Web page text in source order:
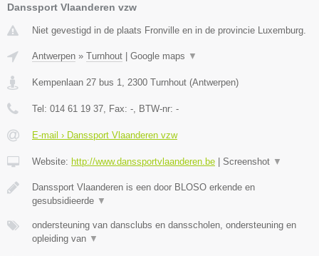
Danssport Vlaanderen vzw
Niet gevestigd in de plaats Fronville en in de provincie Luxemburg.
Antwerpen » Turnhout Google maps ▼
Kempenlaan 27 bus 1 2300 Turnhout (Antwerpen)
Tel: 014 61 19 37 , Fax: - , BTW-nr: -
E-mail › Danssport Vlaanderen vzw
Website: http://www.danssportvlaanderen.be Screenshot ▼
Danssport Vlaanderen is een door BLOSO erkende en
gesubsidieerde ▼
ondersteuning van dansclubs en dansscholen, ondersteuning en
opleiding van ▼